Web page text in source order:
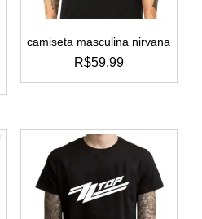
camiseta masculina nirvana
R$59,99
este
várias
variantes.
opções
podem